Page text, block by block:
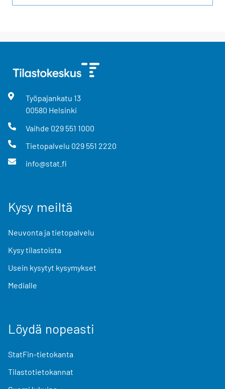
Työpajankatu 13
00580 Helsinki
Vaihde 029 551 1000
Tietopalvelu 029 551 2220
info@stat.fi
Kysy meiltä
Neuvonta ja tietopalvelu
Kysy tilastoista
Usein kysytyt kysymykset
Medialle
Löydä nopeasti
StatFin-tietokanta
Tilastotietokannat